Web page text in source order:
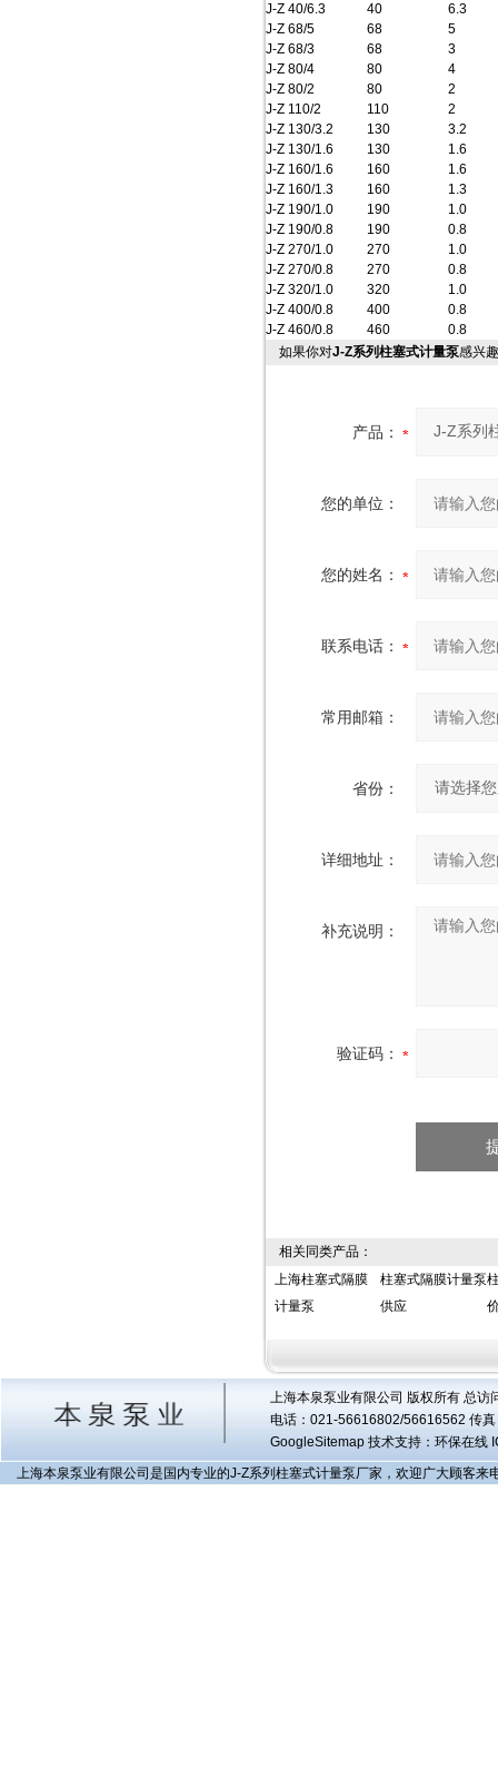
J-Z 40/6.3
40
6.3
J-Z 68/5
68
5
J-Z 68/3
68
3
J-Z 80/4
80
4
J-Z 80/2
80
2
J-Z 110/2
110
2
J-Z 130/3.2
130
3.2
J-Z 130/1.6
130
1.6
J-Z 160/1.6
160
1.6
J-Z 160/1.3
160
1.3
J-Z 190/1.0
190
1.0
J-Z 190/0.8
190
0.8
J-Z 270/1.0
270
1.0
J-Z 270/0.8
270
0.8
J-Z 320/1.0
320
1.0
J-Z 400/0.8
400
0.8
J-Z 460/0.8
460
0.8
如果你对J-Z系列柱塞式计量泵感兴
产品：
您的单位：
您的姓名：
联系电话：
常用邮箱：
省份：
详细地址：
补充说明：
验证码：
相关同类产品：
上海柱塞式隔膜
计量泵
柱塞式隔膜计量泵
供应
上海本泉泵业有限公司 版权所有 总访
电话：021-56616802/56616562 传
GoogleSitemap技术支持：环保在线
上海本泉泵业有限公司是国内专业的J-Z系列柱塞式计量泵厂家，欢迎广大顾客来